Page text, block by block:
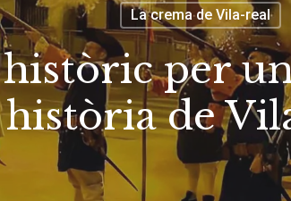
La crema de Vila-real
per
història de